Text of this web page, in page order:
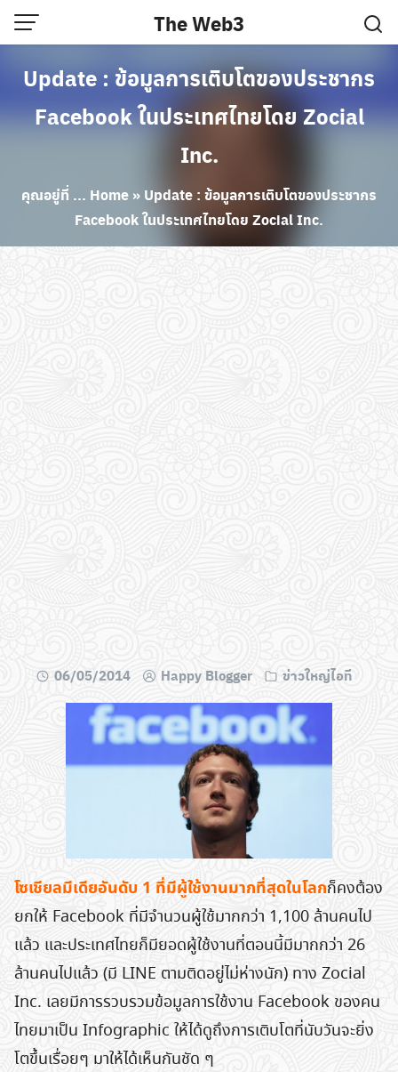
Skip
to
content
The Web3
Update : ข้อมูลการเติบโตของประชากร
Facebook ในประเทศไทยโดย Zocial
Inc.
คุณอยู่ที่ ... Home » Update : ข้อมูลการเติบโตของประชากร
Facebook ในประเทศไทยโดย Zocial Inc.
06/05/2014 Happy Blogger ข่าวใหญ่ไอที
โซเชียลมีเดียอันดับ 1 ที่มีผู้ใช้งานมากที่สุดในโลกก็คงต้อง
ยกให้ Facebook ที่มีจำนวนผู้ใช้มากกว่า 1,100 ล้านคนไป
แล้ว และประเทศไทยก็มียอดผู้ใช้งานที่ตอนนี้มีมากกว่า 26
ล้านคนไปแล้ว (มี LINE ตามติดอยู่ไม่ห่างนัก) ทาง Zocial
Inc. เลยมีการรวบรวมข้อมูลการใช้งาน Facebook ของคน
ไทยมาเป็น Infographic ให้ได้ดูถึงการเติบโตที่นับวันจะยิ่ง
โตขึ้นเรื่อยๆ มาให้ได้เห็นกันชัด ๆ